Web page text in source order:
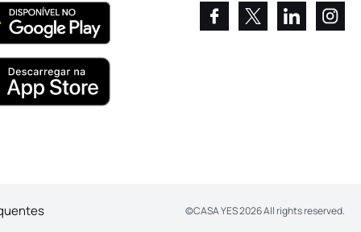
©CASA YES2026All rights reserved.